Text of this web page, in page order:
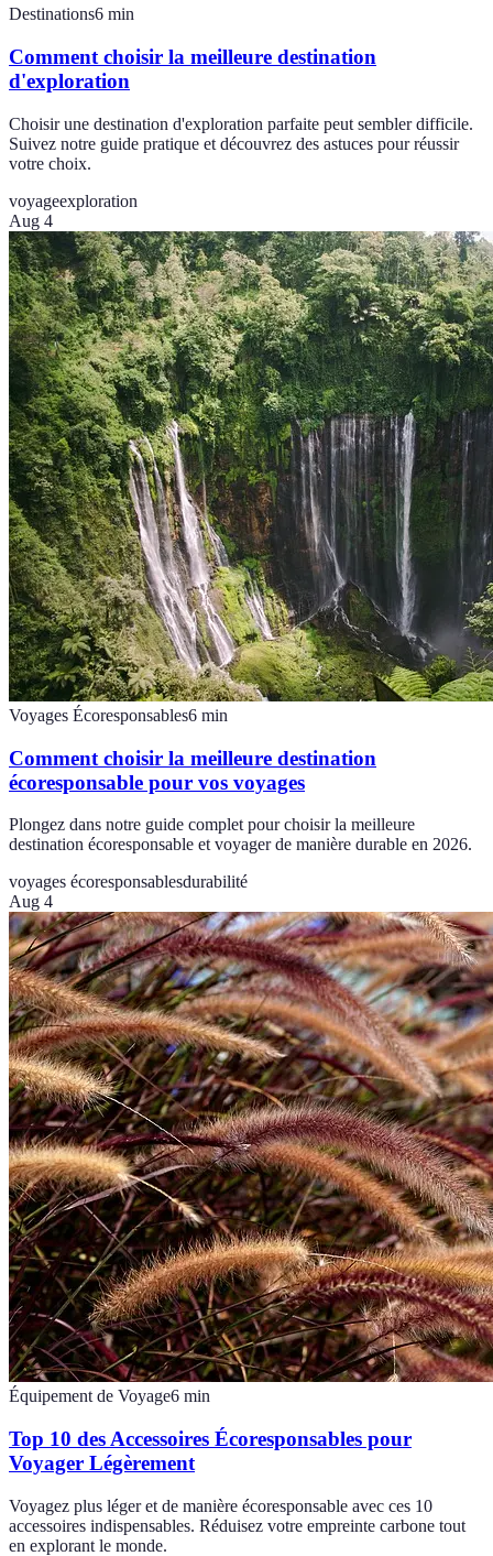
Destinations6 min
Comment choisir la meilleure destination
d'exploration
Choisir une destination d'exploration parfaite peut sembler difficile.
Suivez notre guide pratique et découvrez des astuces pour réussir
votre choix.
voyageexploration
Aug 4
Voyages Écoresponsables6 min
Comment choisir la meilleure destination
écoresponsable pour vos voyages
Plongez dans notre guide complet pour choisir la meilleure
destination écoresponsable et voyager de manière durable en 2026.
voyages écoresponsablesdurabilité
Aug 4
Équipement de Voyage6 min
Top 10 des Accessoires Écoresponsables pour
Voyager Légèrement
Voyagez plus léger et de manière écoresponsable avec ces 10
accessoires indispensables. Réduisez votre empreinte carbone tout
en explorant le monde.